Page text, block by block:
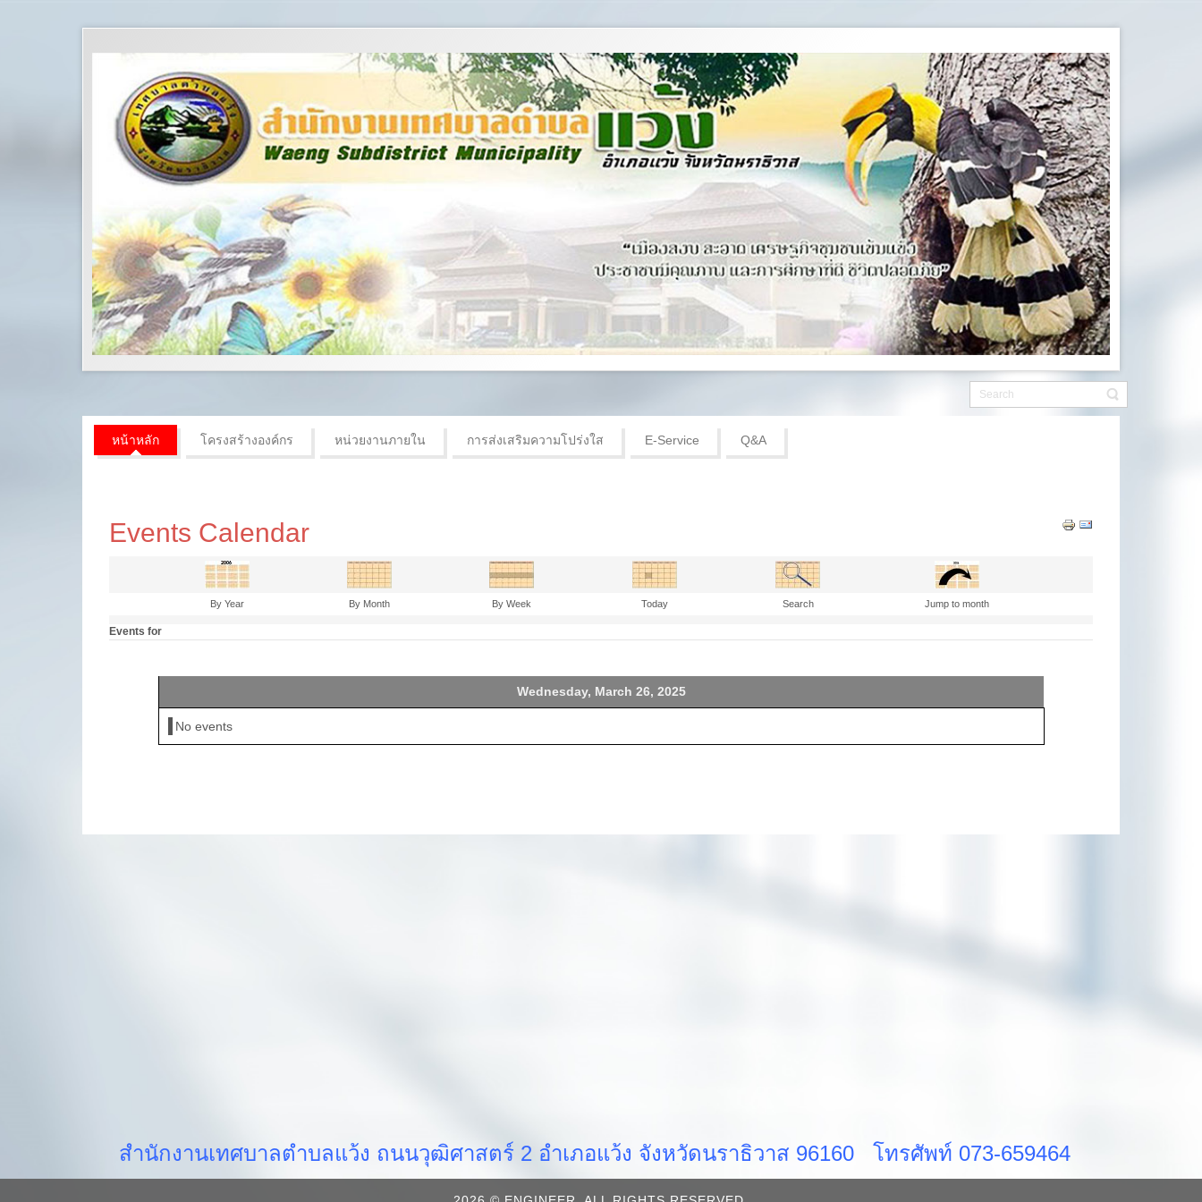
หน้าหลัก โครงสร้างองค์กร หน่วยงานภายใน การส่งเสริมความโปร่งใส E-Service Q&A
Events Calendar
By Year By Month By Week Today Search Jump to month
Events for
Wednesday, March 26, 2025
No events
สำนักงานเทศบาลตำบลแว้ง ถนนวุฒิศาสตร์ 2 อำเภอแว้ง จังหวัดนราธิวาส 96160 โทรศัพท์ 073-659464